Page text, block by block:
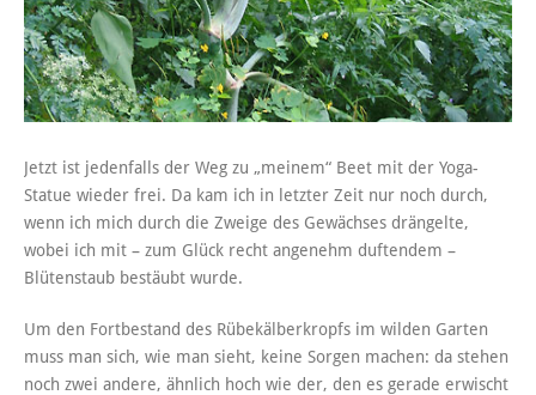
Jetzt ist jedenfalls der Weg zu „meinem“ Beet mit der Yoga-
Statue wieder frei. Da kam ich in letzter Zeit nur noch durch,
wenn ich mich durch die Zweige des Gewächses drängelte,
wobei ich mit – zum Glück recht angenehm duftendem –
Blütenstaub bestäubt wurde.
Um den Fortbestand des Rübekälberkropfs im wilden Garten
muss man sich, wie man sieht, keine Sorgen machen: da stehen
noch zwei andere, ähnlich hoch wie der, den es gerade erwischt